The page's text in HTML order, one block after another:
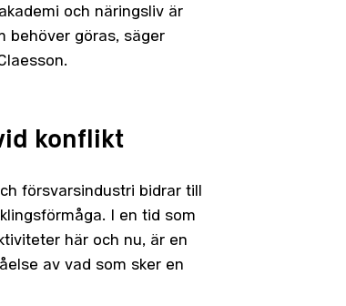
och näringsliv är
behöver göras, säger
konflikt
försvarsindustri bidrar till
I en tid som
här och nu, är en
av vad som sker en